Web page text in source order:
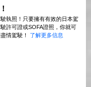
執照！只要擁有有效的日本駕
許可證或SOFA證照，你就可
情駕駛！ 了解更多信息